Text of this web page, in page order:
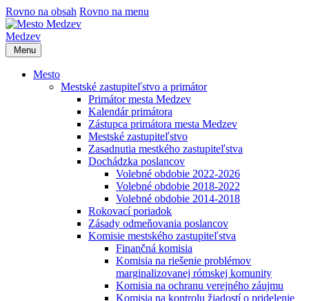
Rovno na obsah Rovno na menu
Medzev
Menu
Mesto
Mestské zastupiteľstvo a primátor
Primátor mesta Medzev
Kalendár primátora
Zástupca primátora mesta Medzev
Mestské zastupiteľstvo
Zasadnutia mestkého zastupiteľstva
Dochádzka poslancov
Volebné obdobie 2022-2026
Volebné obdobie 2018-2022
Volebné obdobie 2014-2018
Rokovací poriadok
Zásady odmeňovania poslancov
Komisie mestského zastupiteľstva
Finančná komisia
Komisia na riešenie problémov
marginalizovanej rómskej komunity
Komisia na ochranu verejného záujmu
Komisia na kontrolu žiadostí o pridelenie